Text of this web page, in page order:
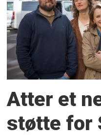
Atter et
støtte for